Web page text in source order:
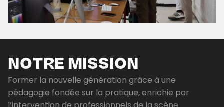
NOTRE MISSION
Former la nouvelle génération grâce à une
pédagogie fondée sur la pratique, enrichie par